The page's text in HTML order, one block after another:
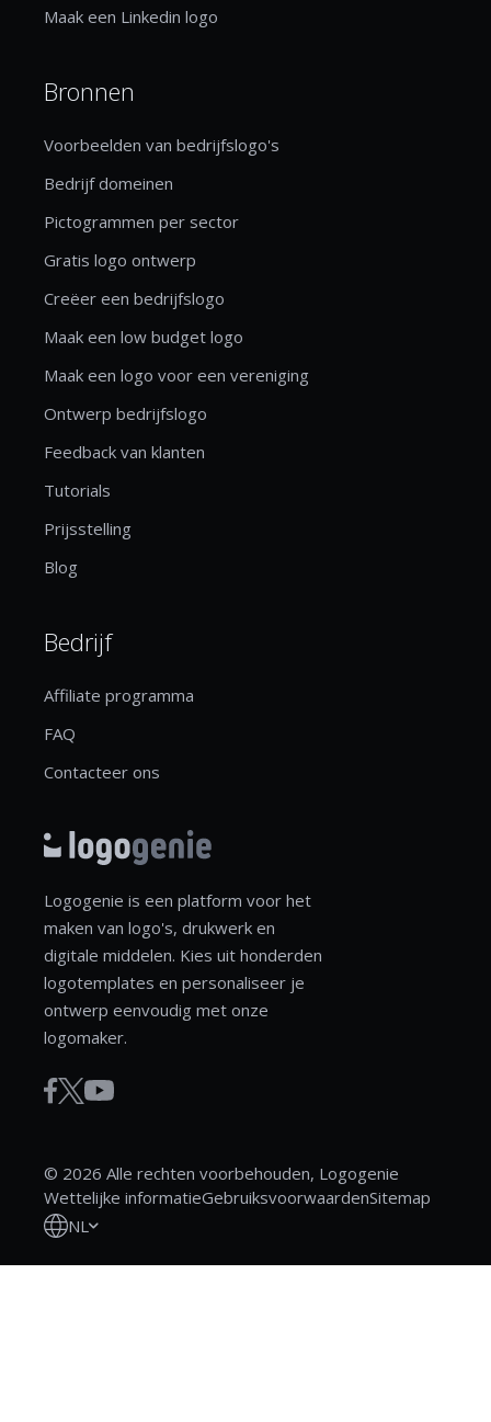
Maak een Linkedin logo
Bronnen
Voorbeelden van bedrijfslogo's
Bedrijf domeinen
Pictogrammen per sector
Gratis logo ontwerp
Creëer een bedrijfslogo
Maak een low budget logo
Maak een logo voor een vereniging
Ontwerp bedrijfslogo
Feedback van klanten
Tutorials
Prijsstelling
Blog
Bedrijf
Affiliate programma
FAQ
Contacteer ons
Logogenie is een platform voor het
maken van logo's, drukwerk en
digitale middelen. Kies uit honderden
logotemplates en personaliseer je
ontwerp eenvoudig met onze
logomaker.
© 2026 Alle rechten voorbehouden, Logogenie
Wettelijke informatieGebruiksvoorwaardenSitemap
NL